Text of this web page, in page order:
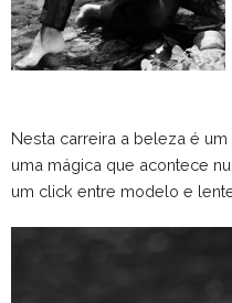
Nesta carreira a beleza é um
uma mágica que acontece
um click entre modelo e